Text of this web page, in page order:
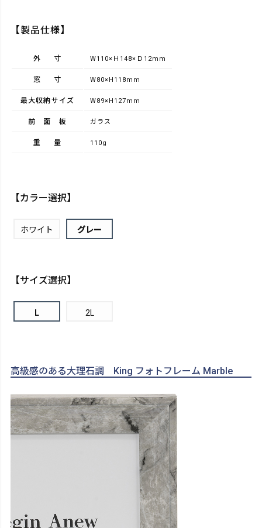
【製品仕様】
外寸 W110×Ｈ148×Ｄ12mm
窓寸 W80×H118mm
最大収納サイズ W89×H127mm
前面板 ガラス
重量 110g
【カラー選択】
ホワイト グレー
【サイズ選択】
L 2L
高級感のある大理石調 King フォトフレーム Marble